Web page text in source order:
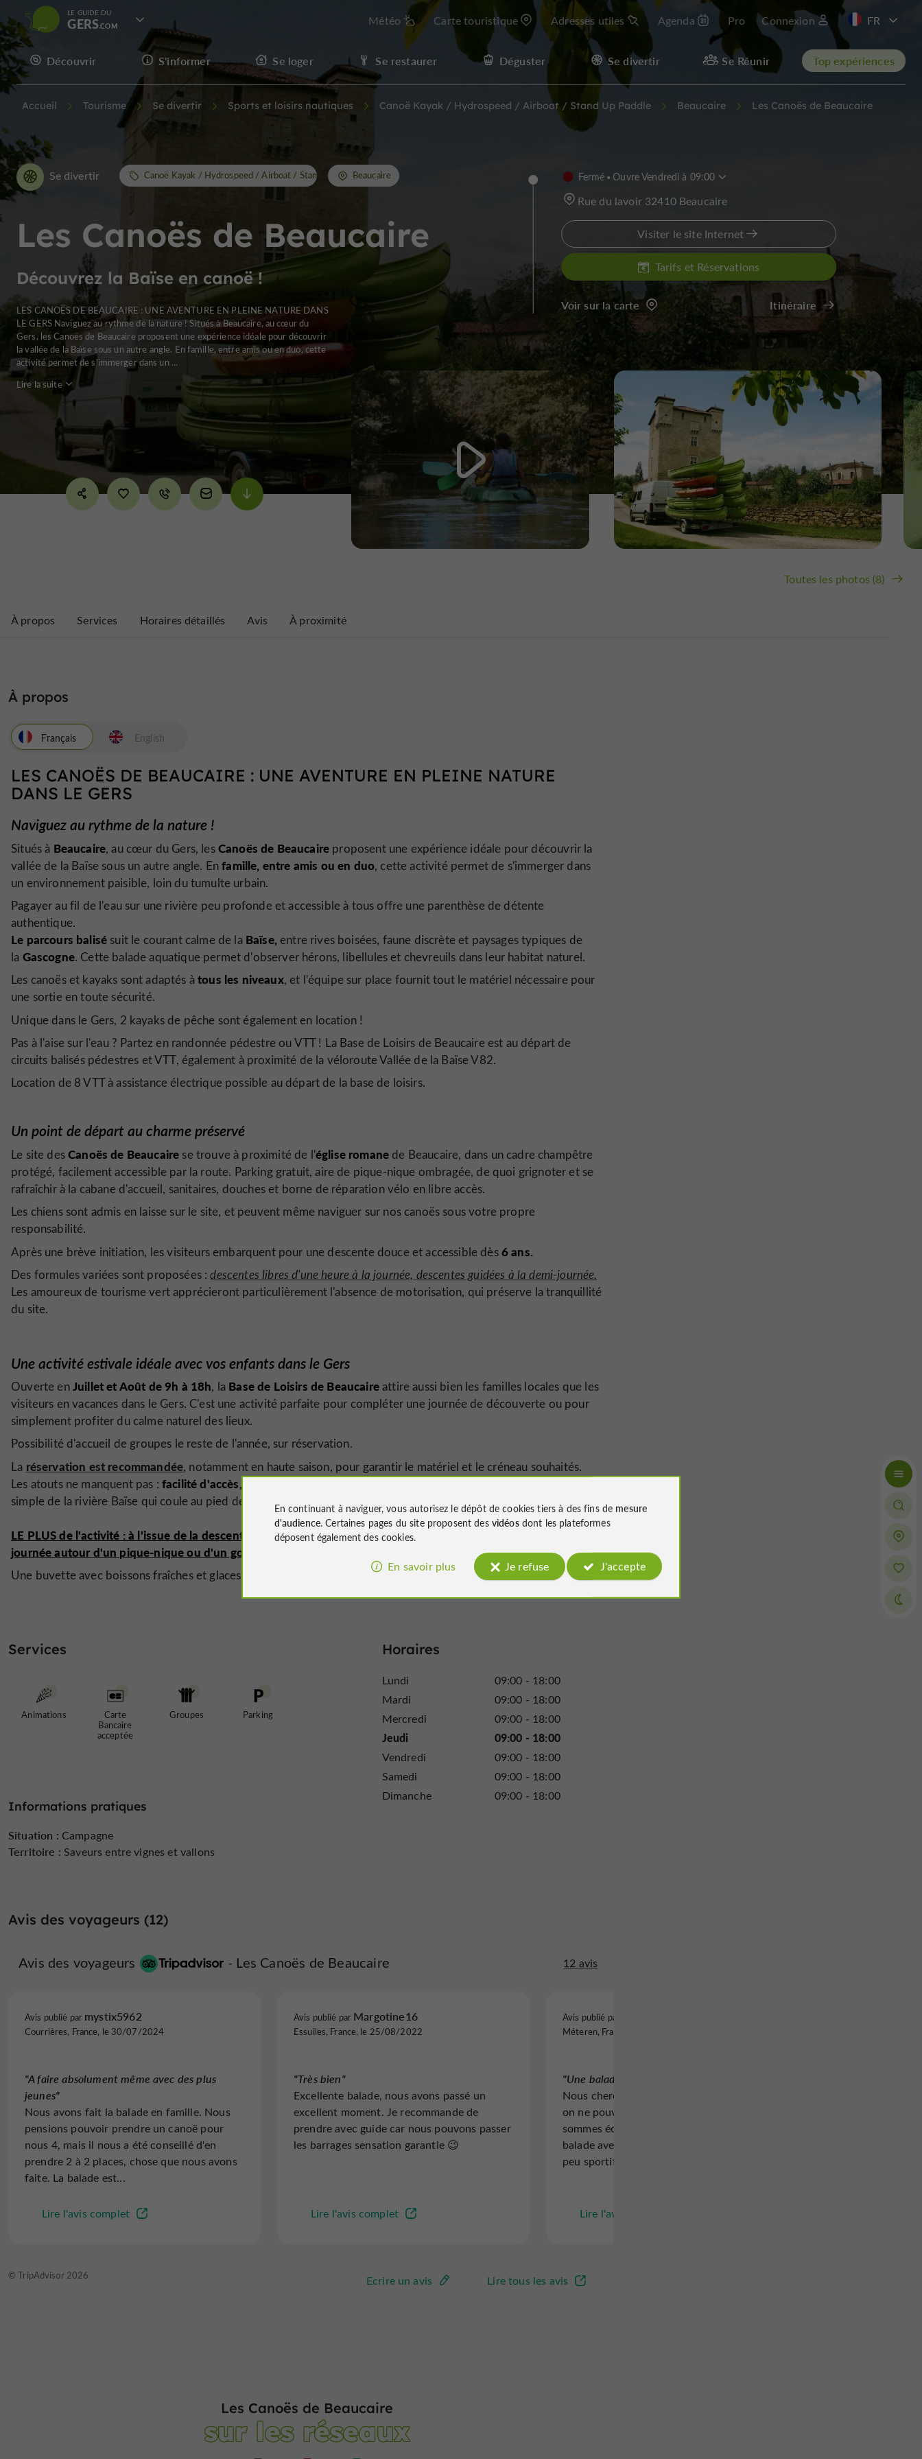
LE GUIDE DU
GERS Météo Carte touristique Adresses utiles Agenda Pro Connexion
EN
Découvrir S'informer Se loger Se restaurer Déguster Se divertir Se Réunir Top expériences
Accueil Tourisme Se divertir Sports et loisirs nautiques Canoë Kayak / Hydrospeed / Airboat / Stand Up Paddle Beaucaire Les Canoës de Beaucaire
Les Canoës de Beaucaire
Découvrez la Baïse en canoë !
Se divertir Canoë Kayak / Hydrospeed / Airboat / Stand Up PaddleBeaucaire
LES CANOËS DE BEAUCAIRE : UNE AVENTURE EN PLEINE NATURE DANS
LE GERS Naviguez au rythme de la nature ! Situés à Beaucaire, au cœur du
Gers, les Canoës de Beaucaire proposent une expérience idéale pour découvrir
la vallée de la Baïse sous un autre angle. En famille, entre amis ou en duo, cette
activité permet de s'immerger dans un ...
Lire la suite
Toutes les photos (8)
Fermé Ouvre Vendredi à 09:00
Rue du lavoir 32410 Beaucaire
Visiter le site Internet
Tarifs et Réservations
Voir sur la carte Itinéraire
À propos Services Horaires détaillés Avis À proximité
À propos
Français
LES CANOËS DE BEAUCAIRE : UNE AVENTURE EN PLEINE NATURE
DANS LE GERS
Naviguez au rythme de la nature !
Situés à Beaucaire, au cœur du Gers, lesCanoës de Beaucaire proposent une expérience idéale pour découvrir la
vallée de la Baïse sous un autre angle. Enfamille, entre amis ou en duo, cette activité permet de s'immerger dans
un environnement paisible, loin du tumulte urbain.
Pagayer au fil de l'eau sur une rivière peu profonde et accessible à tous offre une parenthèse de détente
authentique.
Le parcours balisé suit le courant calme de la Baïse,entre rives boisées, faune discrète et paysages typiques de
la Gascogne. Cette balade aquatique permet d'observer hérons, libellules et chevreuils dans leur habitat naturel.
Les canoës et kayaks sont adaptés àtous les niveaux, et l'équipe sur place fournit tout le matériel nécessaire pour
une sortie en toute sécurité.
Unique dans le Gers, 2 kayaks de pêche sont également en location !
Pas à l'aise sur l'eau ? Partez en randonnée pédestre ou VTT ! La Base de Loisirs de Beaucaire est au départ de
circuits balisés pédestres et VTT, également à proximité de la véloroute Vallée de la Baïse V82.
Location de 8 VTT à assistance électrique possible au départ de la base de loisirs.
Un point de départ au charme préservé
Le site desCanoës de Beaucaire se trouve à proximité de l'église romane de Beaucaire, dans un cadre champêtre
protégé, facilement accessible par la route. Parking gratuit, aire de pique-nique ombragée, de quoi grignoter et se
rafraîchir à la cabane d'accueil, sanitaires, douches et borne de réparation vélo en libre accès.
Les chiens sont admis en laisse sur le site, et peuvent même naviguer sur nos canoës sous votre propre
responsabilité.
Après une brève initiation, les visiteurs embarquent pour une descente douce et accessible dès6 ans.
Des formules variées sont proposées :descentes libres d'une heure à la journée, descentes guidées à la demi-journée.
Les amoureux de tourisme vert apprécieront particulièrement l'absence de motorisation, qui préserve la tranquillité
du site.
Une activité estivale idéale avec vos enfants dans le Gers
Ouverte enJuillet et Août de 9h à 18h, la Base de Loisirs de Beaucaireattire aussi bien les familles locales que les
visiteurs en vacances dans le Gers. C'est une activité parfaite pour compléter une journée de découverte ou pour
simplement profiter du calme naturel des lieux.
Possibilité d'accueil de groupes le reste de l'année, sur réservation.
La réservation est recommandée, notamment en haute saison, pour garantir le matériel et le créneau souhaités.
Les atouts ne manquent pas : facilité d'accès, accueil chaleureux, conseils personnalisés
simple de la rivière Baïse qui coule au pied des coteaux gersois.
LE PLUS de l'activité : à l'issue de la descente, un espace ombragé équipé de tables permet de prolonger la
journée autour d'un pique-nique ou d'un goûter, vos enfants seront ravis !
Une buvette avec boissons fraîches et glaces est également disponible sur place.
English
Services
Animations
Carte
Bancaire
acceptée
Groupes Parking
Informations pratiques
Situation : Campagne
Territoire : Saveurs entre vignes et vallons
Horaires
Lundi
09:00 - 18:00
Mardi
09:00 - 18:00
Mercredi
09:00 - 18:00
Jeudi 09:00 - 18:00
Vendredi
09:00 - 18:00
Samedi
09:00 - 18:00
Dimanche
09:00 - 18:00
Avis des voyageurs (12)
Avis des voyageurs Les Canoës de Beaucaire 12 avis
Avis publié par mystix5962
Courrières, France, le 30/07/2024
"A faire absolument même avec des plus
jeunes"
Nous avons fait la balade en famille. Nous
pensions pouvoir prendre un canoë pour
nous 4, mais il nous a été conseillé d'en
prendre 2 à 2 places, chose que nous avons
faite. La balade est...
Lire l'avis complet
Avis publié par Margotine16
Essuiles, France, le 25/08/2022
"Très bien"
Excellente balade, nous avons passé un
excellent moment. Je recommande de
prendre avec guide car nous pouvons passer
les barrages sensation garantie 😉
Lire l'avis complet
Avis publié par
Méteren, France, le 17/08/2022
"Une balade en canoë…c’est ici !"
Nous cherchions une activité en famille et
on ne pouvait pas rêver mieux…nous nous
sommes éclatés !! Nous avons choisi la
balade avec guide de 7,5km. Parcours un
peu sportif mais pour les passages...
Lire l'avis complet
Lire tous les avis
Ecrire un avis
© TripAdvisor 2026
Les Canoës de Beaucaire
sur les réseaux
En continuant à naviguer, vous autorisez le dépôt de cookies tiers à des fins de mesure
d'audience. Certaines pages du site proposent des vidéosdont les plateformes
déposent également des cookies.
En savoir plus Je refuse J'accepte